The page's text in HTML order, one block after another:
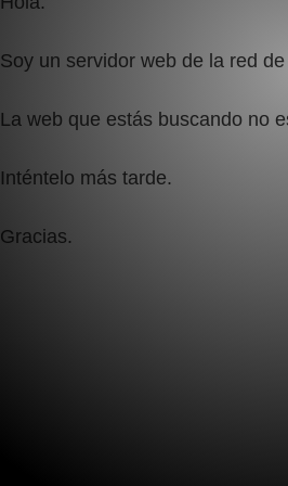
Soy un servidor web de la red de
La web que estás buscando no
Inténtelo más tarde.
Gracias.